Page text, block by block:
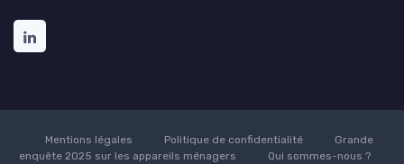
Mentions légales Politique de confidentialité
Grande
enquête 2025 sur les appareils ménagers
Qui sommes-nous ?